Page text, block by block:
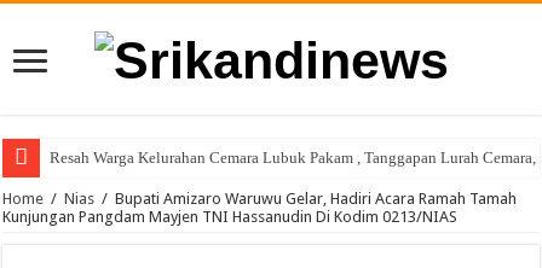
Resah Warga Kelurahan Cemara Lubuk Pakam , Tanggapan Lurah
Home / Nias / Bupati Amizaro Waruwu Gelar, Hadiri Acara Ramah Tamah
Kunjungan Pangdam Mayjen TNI Hassanudin Di Kodim 0213/NIAS